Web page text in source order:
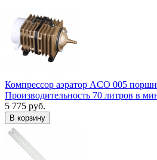
Компрессор аэратор ACO 005
Производительность 70 литров в
5 775 руб.
В корзину